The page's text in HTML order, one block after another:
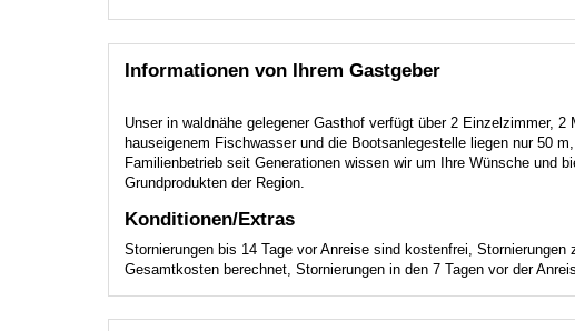
Informationen von Ihrem Gastgeber
Unser in waldnähe gelegener Gasthof verfügt über 2 Einzelzimmer,
hauseigenem Fischwasser und die Bootsanlegestelle liegen nur 50
Familienbetrieb seit Generationen wissen wir um Ihre Wünsche und
Grundprodukten der Region.
Konditionen/Extras
Stornierungen bis 14 Tage vor Anreise sind kostenfrei,
Gesamtkosten berechnet, Stornierungen in den 7 Tagen vor der